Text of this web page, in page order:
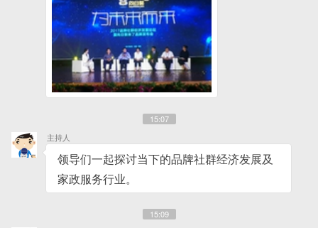
15:07
主持人
领导们一起探讨当下的品牌社群经济发展及
家政服务行业。
15:09